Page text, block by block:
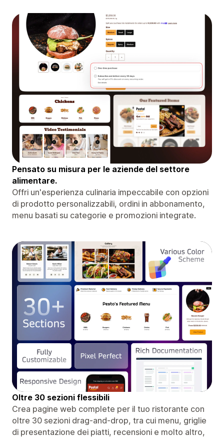
Pensato su misura per le aziende del settore
alimentare.
Offri un'esperienza culinaria impeccabile con opzioni
di prodotto personalizzabili, ordini in abbonamento,
menu basati su categorie e promozioni integrate.
Oltre 30 sezioni flessibili
Crea pagine web complete per il tuo ristorante con
oltre 30 sezioni drag-and-drop, tra cui menu, griglie
di presentazione dei piatti, recensioni e molto altro,